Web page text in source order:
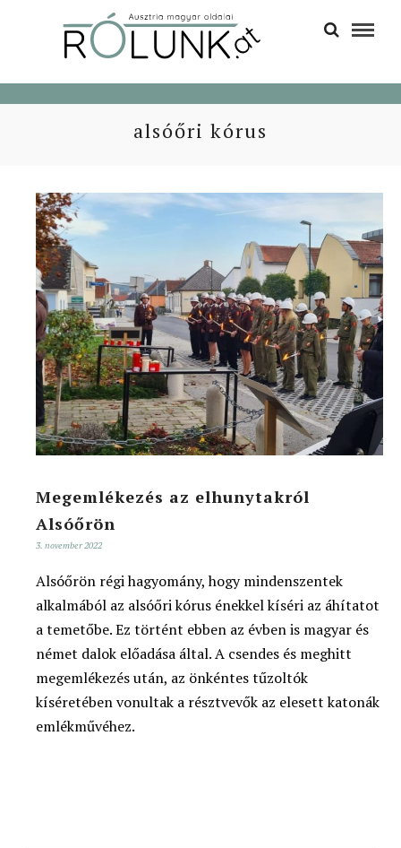
alsóőri kórus
Megemlékezés az elhunytakról
Alsóőrön
3. november 2022
Alsóőrön régi hagyomány, hogy mindenszentek
alkalmából az alsóőri kórus énekkel kíséri az áhítatot
a temetőbe. Ez történt ebben az évben is magyar és
német dalok előadása által. A csendes és meghitt
megemlékezés után, az önkéntes tűzoltók
kíséretében vonultak a résztvevők az elesett katonák
emlékművéhez.